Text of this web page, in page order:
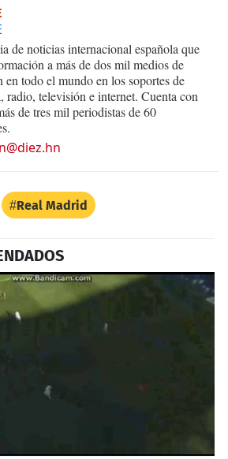
de noticias internacional española que
a más de dos mil medios de
en todo el mundo en los soportes de
radio, televisión e internet. Cuenta con
de tres mil periodistas de 60
Real Madrid